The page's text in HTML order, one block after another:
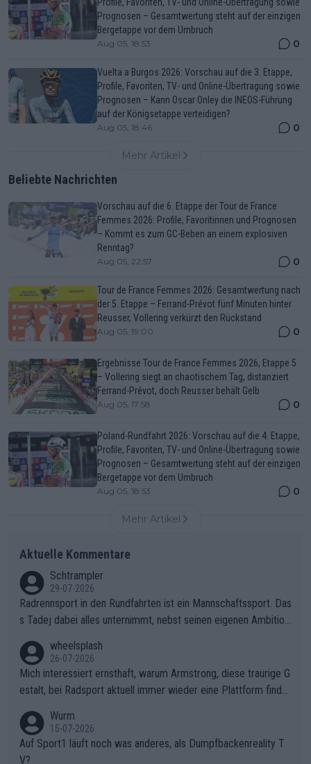
Prognosen – Gesamtwertung steht auf der einzigen
Bergetappe vor dem Umbruch
Aug 05, 18:53 0
Vuelta a Burgos 2026: Vorschau auf die 3. Etappe,
Profile, Favoriten, TV- und Online-Übertragung sowie
Prognosen – Kann Oscar Onley die INEOS-Führung
auf der Königsetappe verteidigen?
Aug 05, 18:46 0
Mehr Artikel
Beliebte Nachrichten
Vorschau auf die 6. Etappe der Tour de France
Femmes 2026: Profile, Favoritinnen und Prognosen
– Kommt es zum GC-Beben an einem explosiven
Renntag?
Aug 05, 22:57 0
Tour de France Femmes 2026: Gesamtwertung nach
der 5. Etappe – Ferrand-Prévot fünf Minuten hinter
Reusser, Vollering verkürzt den Rückstand
Aug 05, 19:00 0
Ergebnisse Tour de France Femmes 2026, Etappe 5
– Vollering siegt an chaotischem Tag, distanziert
Ferrand-Prévot, doch Reusser behält Gelb
Aug 05, 17:58 0
Poland-Rundfahrt 2026: Vorschau auf die 4. Etappe,
Profile, Favoriten, TV- und Online-Übertragung sowie
Prognosen – Gesamtwertung steht auf der einzigen
Bergetappe vor dem Umbruch
Aug 05, 18:53 0
Mehr Artikel
Aktuelle Kommentare
Schtrampler
29-07-2026
Radrennsport in den Rundfahrten ist ein Mannschaftssport. Das
s Tadej dabei alles unternimmt, nebst seinen eigenen Ambition
ganze Team auch mental stark zu machen und konkret am Erf
olg teilzuhaben, ist ihm ganz hoch anzurechnen. Das ist ein Zei
chen weit über den Radsport hinaus.
wheelsplash
26-07-2026
Mich interessiert ernsthaft, warum Armstrong, diese traurige G
estalt, bei Radsport aktuell immer wieder eine Plattform finde
Wurm
15-07-2026
Auf Sport1 läuft noch was anderes, als Dumpfbackenreality T
V?